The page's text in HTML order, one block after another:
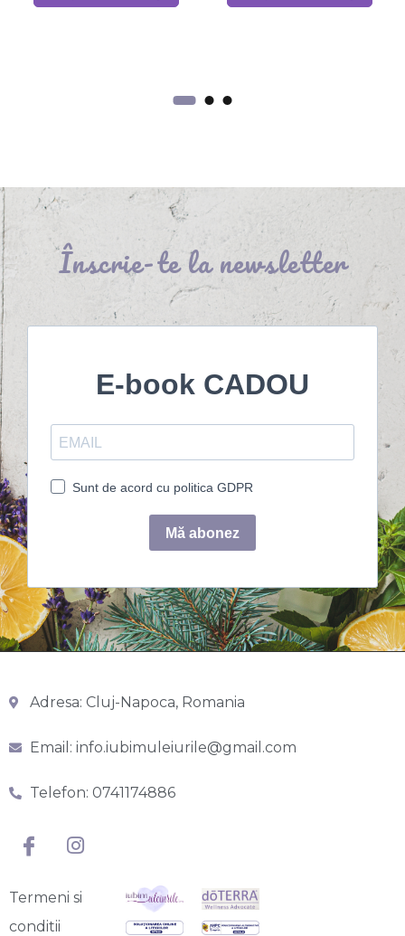
Înscrie-te la newsletter
Adresa: Cluj-Napoca, Romania
Email: info.iubimuleiurile@gmail.com
Telefon: 0741174886
Termeni si
conditii